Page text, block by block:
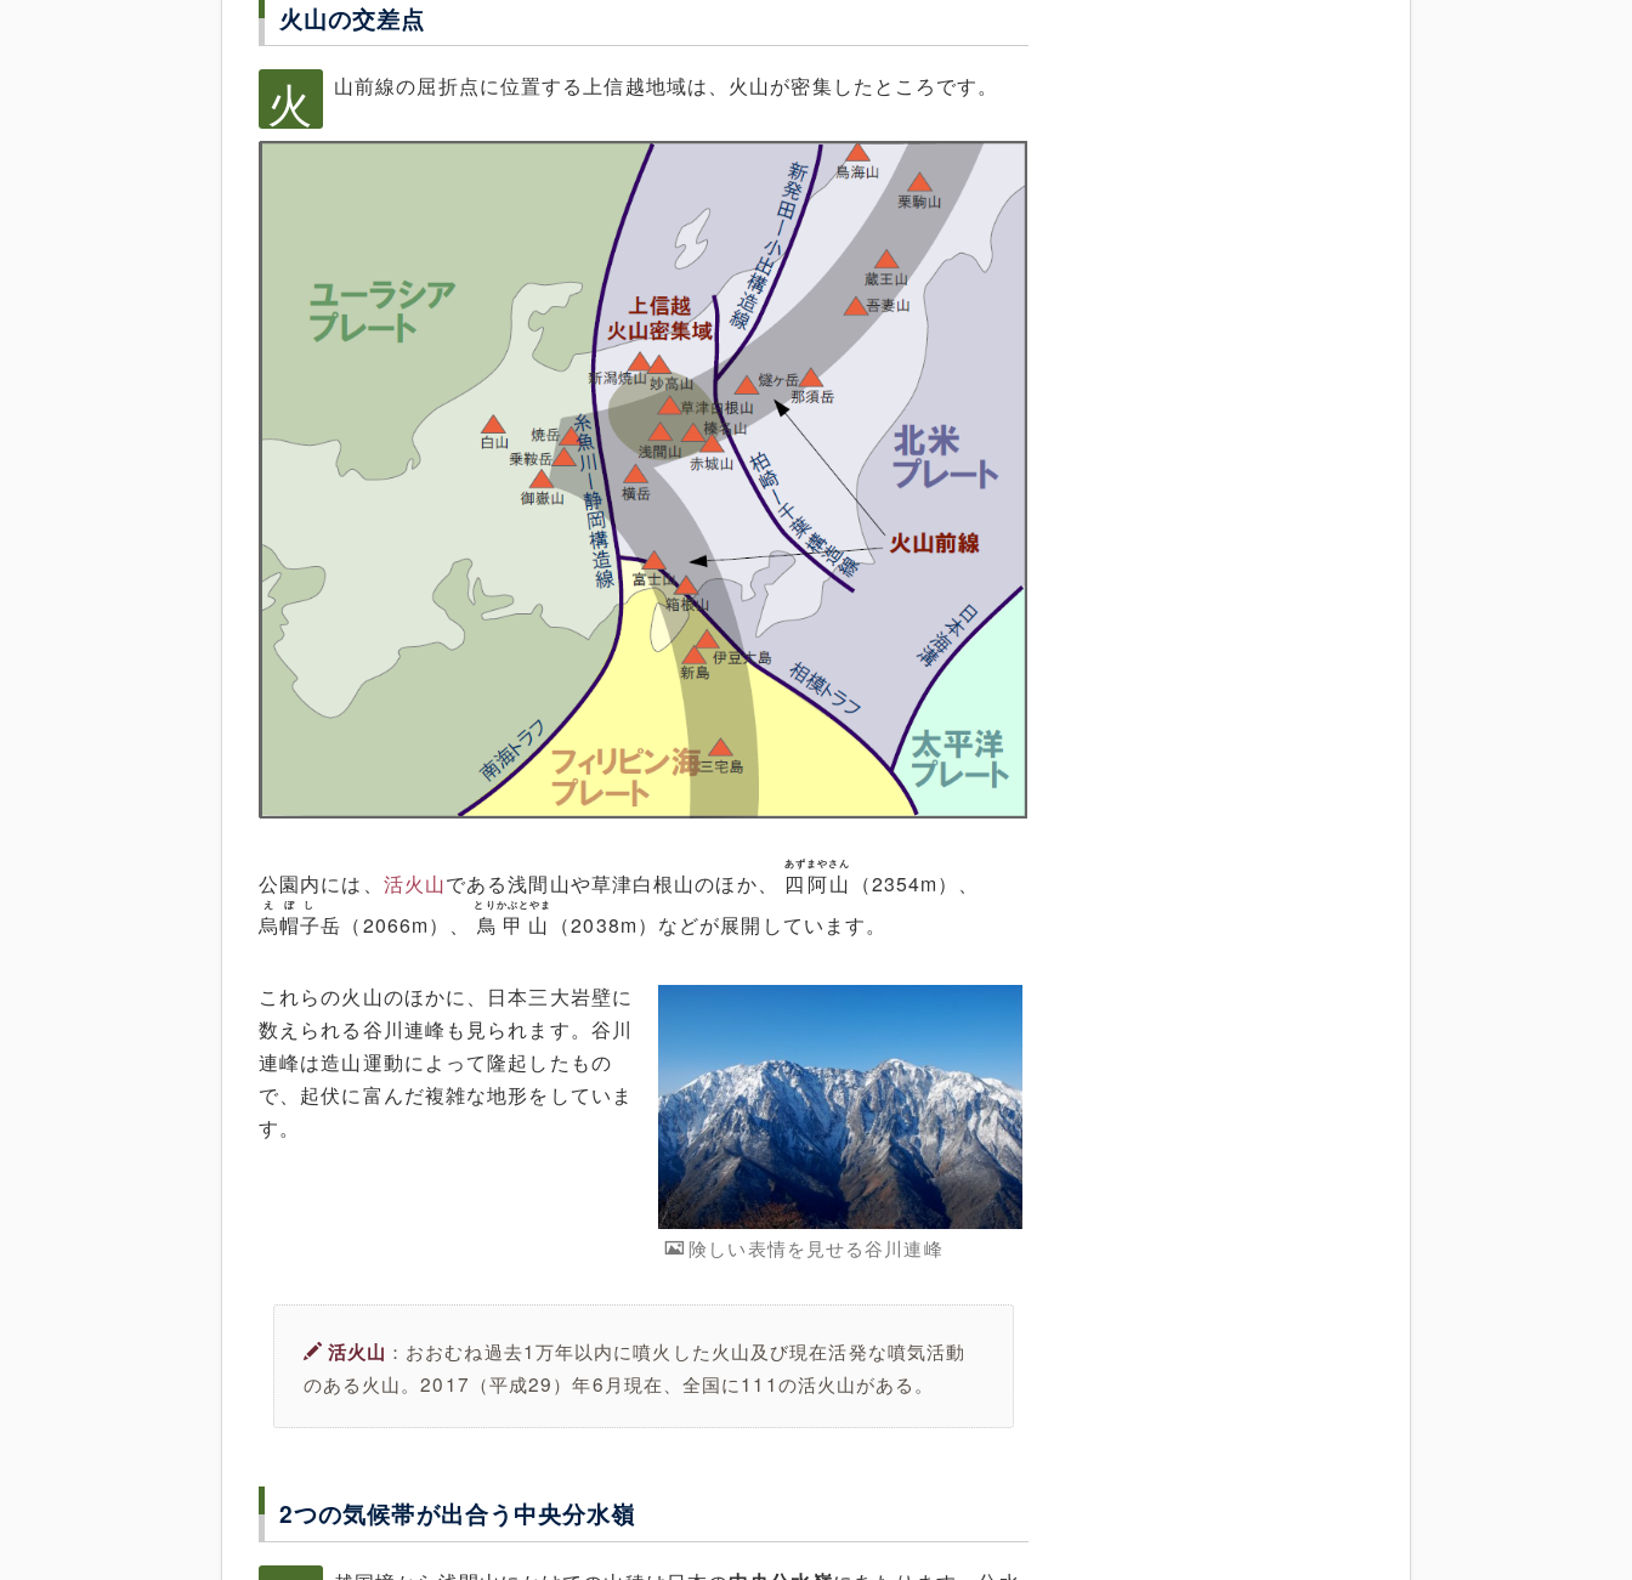
火山の交差点
火 山前線の屈折点に位置する上信越地域は、火山が密集したところです。
公園内には、 活火山である浅間山や草津白根山のほか、 四阿山
あずまやさん
（2354m）、
烏帽子
えぼし
岳（2066m）、 鳥甲山
とりかぶとやま
（2038m）などが展開しています。
これらの火山のほかに、日本三大岩壁に
数えられる谷川連峰も見られます。谷川
連峰は造山運動によって隆起したもの
で、起伏に富んだ複雑な地形をしていま
す。
険しい表情を見せる谷川連峰
活火山 ：おおむね過去1万年以内に噴火した火山及び現在活発な噴気活動
のある火山。2017（平成29）年6月現在、全国に111の活火山がある。
2つの気候帯が出合う中央分水嶺